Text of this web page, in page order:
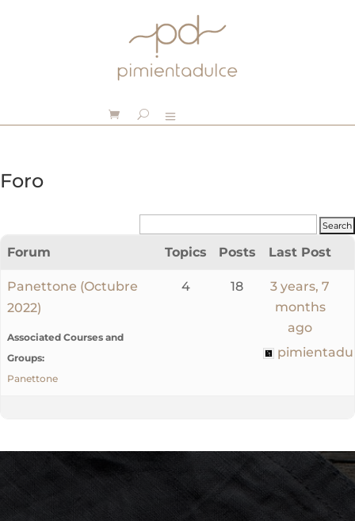
Foro
Forum Topics Posts Last Post
Panettone (Octubre
2022)
Associated Courses and
Groups:
Panettone
4 18
3 years, 7
months
ago